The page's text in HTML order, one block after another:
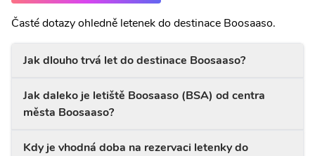
Časté dotazy ohledně letenek do destinace Boosaaso.
Jak dlouho trvá let do destinace Boosaaso?
Jak daleko je letiště Boosaaso (BSA) od centra
města Boosaaso?
Kdy je vhodná doba na rezervaci letenky do